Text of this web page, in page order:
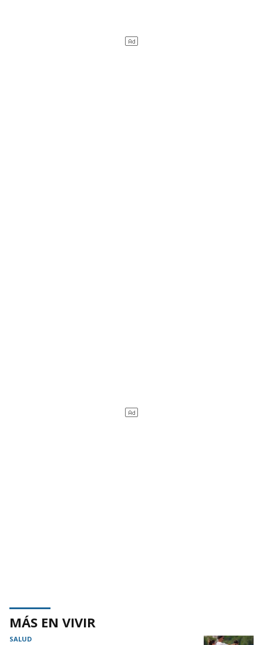
MÁS EN VIVIR
SALUD